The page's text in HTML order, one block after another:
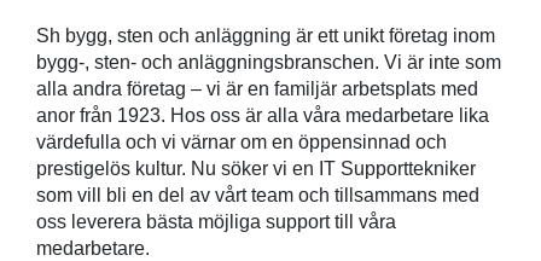
Sh bygg, sten och anläggning är ett unikt företag inom
bygg-, sten- och anläggningsbranschen. Vi är inte som
alla andra företag – vi är en familjär arbetsplats med
anor från 1923. Hos oss är alla våra medarbetare lika
värdefulla och vi värnar om en öppensinnad och
prestigelös kultur. Nu söker vi en IT Supporttekniker
som vill bli en del av vårt team och tillsammans med
oss leverera bästa möjliga support till våra
medarbetare.